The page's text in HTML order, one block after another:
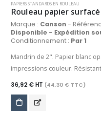
PAPIERS STANDARDS EN ROULEAU
Marque : Canson -
Disponible - Expédition
Conditionnement : Par 1
Mandrin de 2". Papier blanc
impressions couleur.
36,92 € HT (44,30 € TTC)